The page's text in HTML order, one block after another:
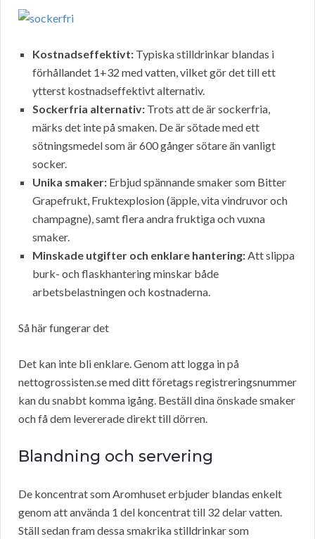
Kostnadseffektivt: Typiska stilldrinkar blandas i
förhållandet 1+32 med vatten, vilket gör det till ett
ytterst kostnadseffektivt alternativ.
Sockerfria alternativ: Trots att de är sockerfria,
märks det inte på smaken. De är sötade med ett
sötningsmedel som är 600 gånger sötare än vanligt
socker.
Unika smaker: Erbjud spännande smaker som Bitter
Grapefrukt, Fruktexplosion (äpple, vita vindruvor och
champagne), samt flera andra fruktiga och vuxna
smaker.
Minskade utgifter och enklare hantering:Att slippa
burk- och flaskhantering minskar både
arbetsbelastningen och kostnaderna.
Så här fungerar det
Det kan inte bli enklare. Genom att logga in på
nettogrossisten.se med ditt företags registreringsnummer
kan du snabbt komma igång. Beställ dina önskade smaker
och få dem levererade direkt till dörren.
Blandning och servering
De koncentrat som Aromhuset erbjuder blandas enkelt
genom att använda 1 del koncentrat till 32 delar vatten.
Ställ sedan fram dessa smakrika stilldrinkar som